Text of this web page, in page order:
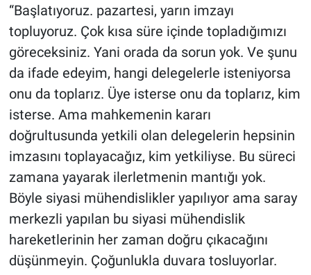
“Başlatıyoruz. pazartesi, yarın imzayı
topluyoruz. Çok kısa süre içinde topladığımızı
göreceksiniz. Yani orada da sorun yok. Ve şunu
da ifade edeyim, hangi delegelerle isteniyorsa
onu da toplarız. Üye isterse onu da toplarız, kim
isterse. Ama mahkemenin kararı
doğrultusunda yetkili olan delegelerin hepsinin
imzasını toplayacağız, kim yetkiliyse. Bu süreci
zamana yayarak ilerletmenin mantığı yok.
Böyle siyasi mühendislikler yapılıyor ama saray
merkezli yapılan bu siyasi mühendislik
hareketlerinin her zaman doğru çıkacağını
düşünmeyin. Çoğunlukla duvara tosluyorlar.